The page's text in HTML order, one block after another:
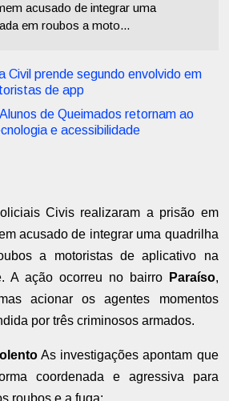
acusado de integrar uma
em roubos a moto...
Civil prende segundo envolvido em
de app
de Queimados retornam ao
e acessibilidade
Civis realizaram a prisão em
acusado de integrar uma quadrilha
a motoristas de aplicativo na
A ação ocorreu no bairro
Paraíso,
acionar os agentes momentos
por três criminosos armados.
As investigações apontam que
coordenada e agressiva para